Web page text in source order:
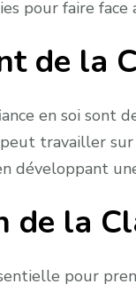
pour faire
de la
en soi sont
travailler
développant
de la
pour